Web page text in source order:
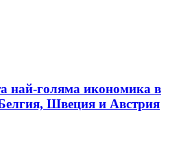
най-голяма икономика в
Швеция и Австрия